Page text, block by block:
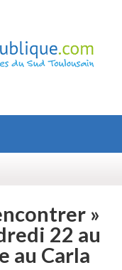
»
22 au
au Carla